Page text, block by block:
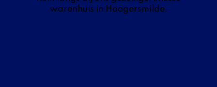
warenhuis in Hoogersmilde.